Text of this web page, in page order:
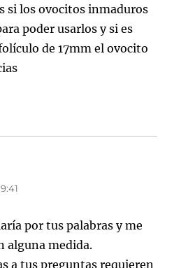
si los ovocitos inmaduros
poder usarlos y si es
de 17mm el ovocito
por tus palabras y me
alguna medida.
a tus preguntas requieren